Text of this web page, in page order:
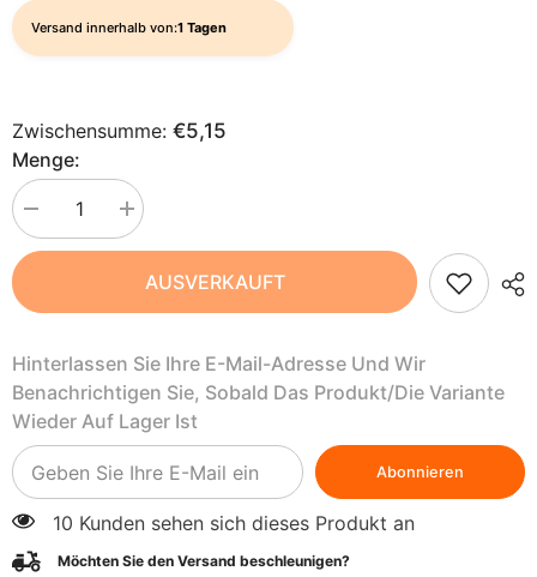
Versand innerhalb von:1 Tagen
Zwischensumme: €5,15
Menge:
verringern
für
Feuchtigkeitsspendende
ohne
Stück
JACKSON
REECE
Menge
erhöhen
für
Feuchtigkeitsspendende
Babytücher
Stück
JACKSON
REECE
AUSVERKAUFT
Hinterlassen Sie Ihre E-Mail-Adresse Und Wir
Benachrichtigen Sie, Sobald Das Produkt/die Variante
Wieder Auf Lager Ist
Abonnieren
10 Kunden sehen sich dieses Produkt an
Möchten Sie den Versand beschleunigen?